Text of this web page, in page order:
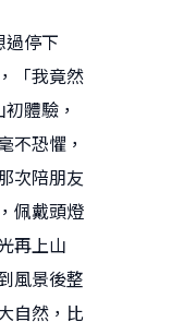
過停下
「我竟然
體驗，
不恐懼，
次陪朋友
佩戴頭燈
再上山
風景後整
自然，比